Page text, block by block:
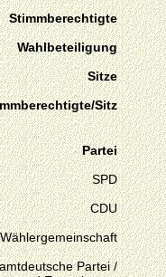
Stimmberechtigte
Wahlbeteiligung
Sitze
Sitz
Partei
SPD
CDU
Partei /